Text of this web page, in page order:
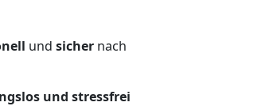
und sicher nach
und stressfrei